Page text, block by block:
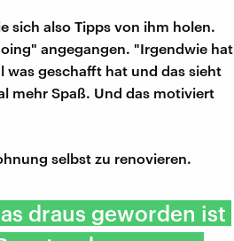
sich also Tipps von ihm holen.
angegangen. "Irgendwie hat
was geschafft hat und das sieht
mehr Spaß. Und das motiviert
selbst zu renovieren.
draus geworden ist